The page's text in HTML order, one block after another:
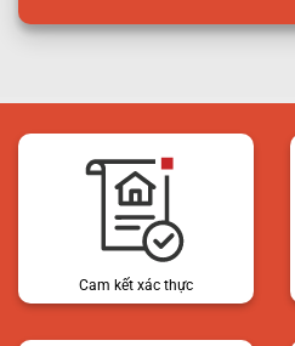
Cam kết xác thực